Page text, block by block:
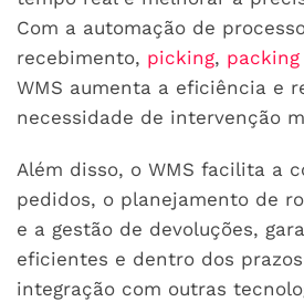
Com a automação de
recebimento, picking, packing
WMS aumenta a eficiência e
necessidade de intervenção
Além disso, o WMS facilita a
pedidos, o planejamento de
e a gestão de devoluções,
eficientes e dentro dos
integração com outras